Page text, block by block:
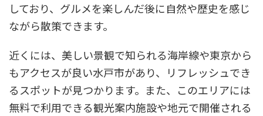
しており、グルメを楽しんだ後に自然や歴史を感じ
ながら散策できます。
近くには、美しい景観で知られる海岸線や東京から
もアクセスが良い水戸市があり、リフレッシュでき
るスポットが見つかります。また、このエリアには
無料で利用できる観光案内施設や地元で開催される